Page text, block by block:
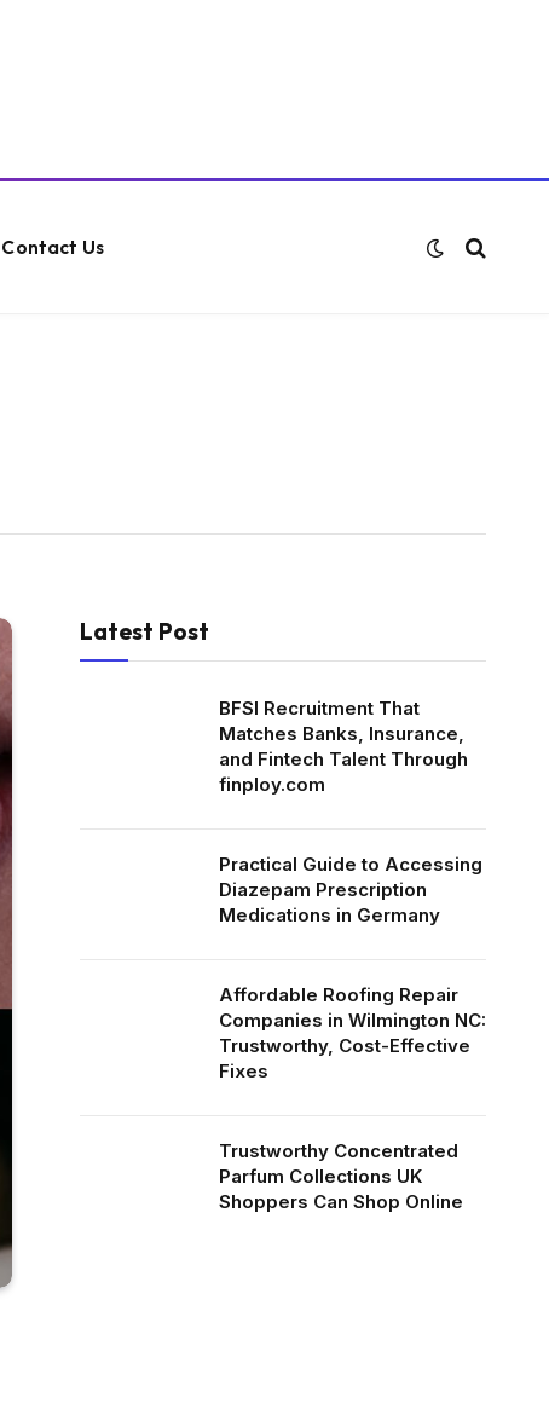
Contact Us
Latest Post
BFSI Recruitment That
Matches Banks, Insurance,
and Fintech Talent Through
finploy.com
Practical Guide to Accessing
Diazepam Prescription
Medications in Germany
Affordable Roofing Repair
Companies in Wilmington NC:
Trustworthy, Cost-Effective
Fixes
Trustworthy Concentrated
Parfum Collections UK
Shoppers Can Shop Online